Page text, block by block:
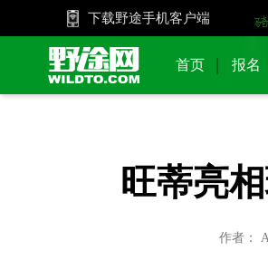
下载野途手机客户端
首页 报名
旺蒂亮
作者：